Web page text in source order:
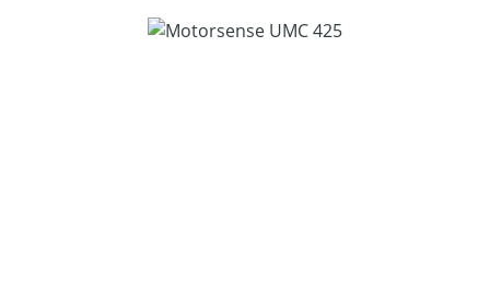
Bildergalerie überspringen